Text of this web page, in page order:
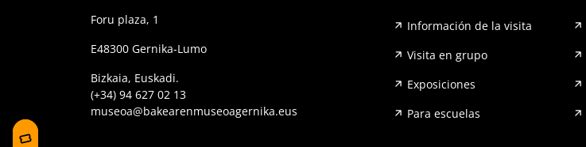
Foru plaza, 1
E48300 Gernika-Lumo
Bizkaia, Euskadi.
(+34) 94 627 02 13
museoa@bakearenmuseoagernika.eus
Información de la visita
Visita en grupo
Exposiciones
Para escuelas